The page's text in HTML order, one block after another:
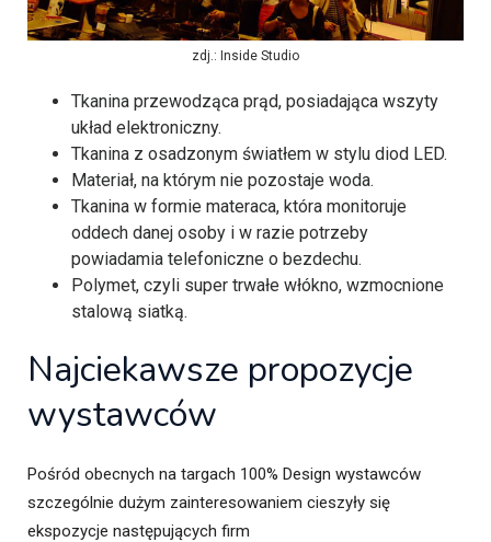
zdj.: Inside Studio
Tkanina przewodząca prąd, posiadająca wszyty
układ elektroniczny.
Tkanina z osadzonym światłem w stylu diod LED.
Materiał, na którym nie pozostaje woda.
Tkanina w formie materaca, która monitoruje
oddech danej osoby i w razie potrzeby
powiadamia telefoniczne o bezdechu.
Polymet, czyli super trwałe włókno, wzmocnione
stalową siatką.
Najciekawsze propozycje
wystawców
Pośród obecnych na targach 100% Design wystawców
szczególnie dużym zainteresowaniem cieszyły się
ekspozycje następujących firm